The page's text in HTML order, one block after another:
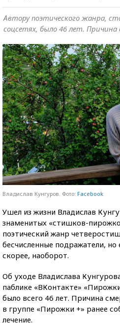
Автору поэтического жанра,
соцсетях, было 46 лет.
Владислав Кунгуров. Фото: Facebook
Ушел из жизни Владислав
знаменитых «стишков-
поэтический жанр
бесчисленные подражатели,
скорее, наоборот.
Об уходе Владислава
паблике «ВКонтакте»
было всего 46 лет. Причина
в группе «Пирожки +» ранее
лечение.